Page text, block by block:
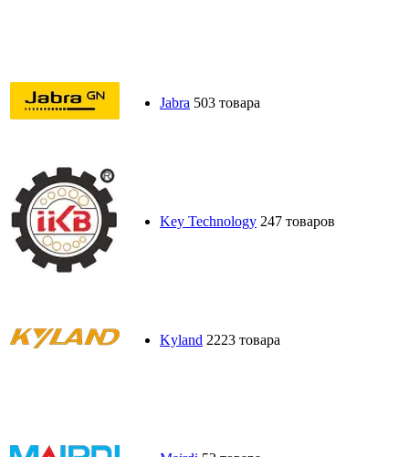
Jabra 503 товара
Key Technology 247 товаров
Kyland 2223 товара